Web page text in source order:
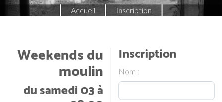
Accueil Inscription
Weekends du
moulin
du samedi 03 à
Inscription
Nom :